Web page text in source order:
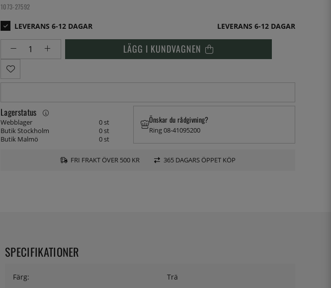
1073-27592
LEVERANS 6-12 DAGAR
LÄGG I KUNDVAGNEN
Lagerstatus
Webblager
0 st
Butik Stockholm
0 st
Butik Malmö
0 st
Önskar du rådgivning?
Ring 08-41095200
FRI FRAKT ÖVER 500 KR 365 DAGARS ÖPPET KÖP
SPECIFIKATIONER
Färg: Trä